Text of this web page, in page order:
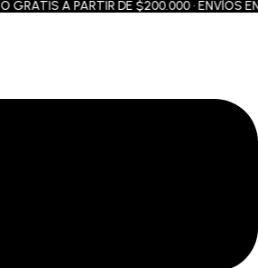
A PARTIR DE $200.000 • ENVÍOS EN